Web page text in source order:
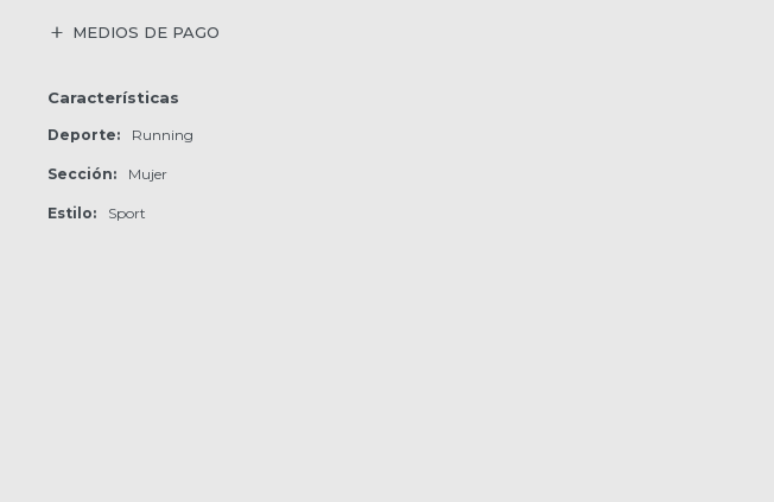
MEDIOS DE PAGO
Características
Deporte Running
Sección Mujer
Estilo Sport